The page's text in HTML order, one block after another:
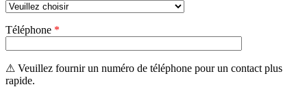
Téléphone *
⚠ Veuillez fournir un numéro de téléphone pour un contact plus
rapide.